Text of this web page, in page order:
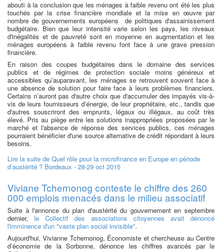
abouti à la conclusion que les ménages à faible revenu ont été les plus
touchés par la crise financière mondiale et la mise en œuvre par
nombre de gouvernements européens de politiques d'assainissement
budgétaire. Bien que leur intensité varie selon les pays, les niveaux
d'inégalités et de pauvreté sont en moyenne en augmentation et les
ménages européens à faible revenu font face à une grave pression
financière.
En raison des coupes budgétaires dans le domaine des services
publics et de régimes de protection sociale moins généreux et
accessibles qu’auparavant, les ménages se retrouvent souvent face à
une absence de solution pour faire face à leurs problèmes financiers.
Certains n’auront pas d'autre choix que d'accumuler des impayés vis-à-
vis de leurs fournisseurs d’énergie, de leur propriétaire, etc., tandis que
d'autres souscriront des emprunts, légaux ou illégaux, au coût très
élevé. Pris au piège entre les solutions inappropriées proposées par le
marché et l'absence de réponse des services publics, ces ménages
pourraient bénéficier d'une source alternative de crédit répondant à leurs
besoins.
Lire la suite de Quel rôle pour la microfinance en Europe en période
d’austérité ? Bordeaux - 28-29 oct 2015
Viviane Tchernonog conteste le chiffre des 260
000 emplois menacés dans le milieu associatif
Suite à l'annonce du plan d'austérité du gouvernement en septembre
dernier, le Collectif des associations citoyennes avait dénoncé
l'imminence d'un "vaste plan social invisible".
Aujourd'hui, Vivianne Tchernonog, Économiste et chercheuse au Centre
d’économie de la Sorbonne, dénonce les chiffres avancés par le